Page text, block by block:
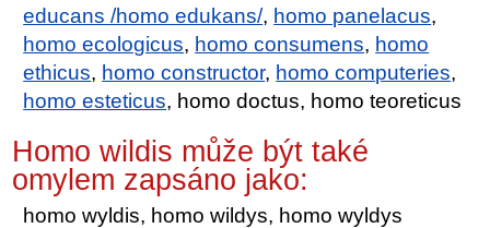
educans /homo edukans/, homo panelacus,
homo ecologicus, homo consumens, homo
ethicus, homo constructor, homo computeries,
homo esteticus, homo doctus, homo teoreticus
Homo wildis může být také
omylem zapsáno jako:
homo wyldis, homo wildys, homo wyldys